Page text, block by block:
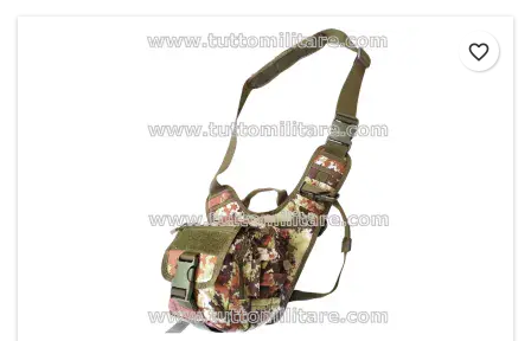
favorite_border